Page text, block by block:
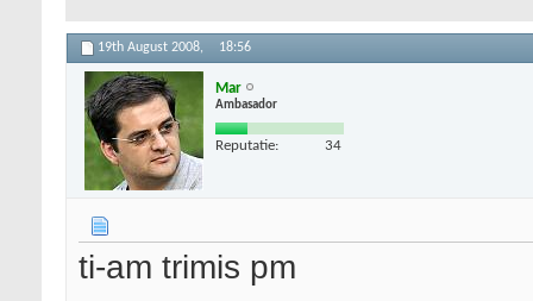
19th August 2008, 18:56
Mar
Ambasador
Reputatie: 34
ti-am trimis pm